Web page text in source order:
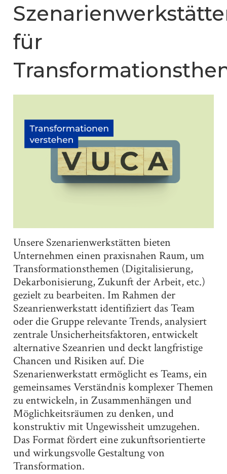
für
Unsere Szenarienwerkstätten bieten
Unternehmen einen praxisnahen Raum, um
Transformationsthemen (Digitalisierung,
Dekarbonisierung, Zukunft der Arbeit, etc.)
gezielt zu bearbeiten. Im Rahmen der
Szeanrienwerkstatt identifiziert das Team
oder die Gruppe relevante Trends, analysiert
zentrale Unsicherheitsfaktoren, entwickelt
alternative Szeanrien und deckt langfristige
Chancen und Risiken auf. Die
Szenarienwerkstatt ermöglicht es Teams, ein
gemeinsames Verständnis komplexer Themen
zu entwickeln, in Zusammenhängen und
Möglichkeitsräumen zu denken, und
konstruktiv mit Ungewissheit umzugehen.
Das Format fördert eine zukunftsorientierte
und wirkungsvolle Gestaltung von
Transformation.